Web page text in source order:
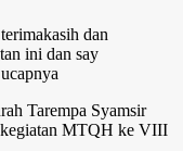
dan
ini dan say
Tarempa Syamsir
kegiatan MTQH ke VIII